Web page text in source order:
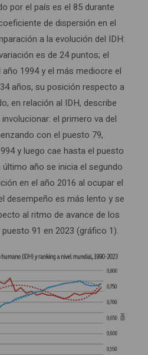
por el país es el 85 durante
de dispersión en el
a la evolución del IDH:
es de 24 puntos; el
1994 y el más mediocre el
años, su posición respecto a
en relación al IDH, describe
el primero va del
con el puesto 79,
y luego cae hasta el puesto
año se inicia el segundo
en el año 2016 al ocupar el
desempeño es más lento y se
al ritmo de avance de los
91 en 2023 (gráfico 1).